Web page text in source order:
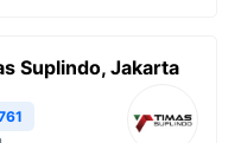
Suplindo, Jakarta